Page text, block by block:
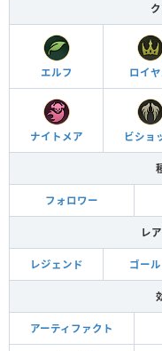
エルフ ロイ
ナイトメア ビショ
フォロワー
レ
レジェンド ゴー
アーティファクト